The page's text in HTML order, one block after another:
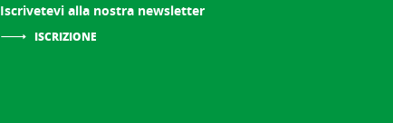
Iscrivetevi alla nostra newsletter
ISCRIZIONE